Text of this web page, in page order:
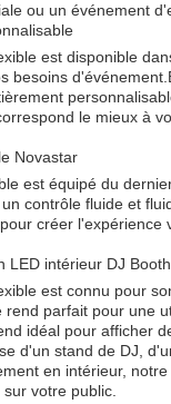
ou un événement
est disponible
besoins
le mieux à
Novastar
est équipé du
contrôle fluide et
créer l'expérience
LED intérieur DJ Booth
est connu pour
rend parfait pour une
idéal pour afficher
d'un stand de DJ,
en intérieur,
votre public.